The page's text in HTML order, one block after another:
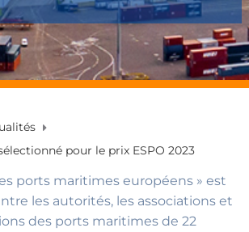
pour le prix ESPO 2023
ports maritimes européens » est
les autorités, les associations et
des ports maritimes de 22